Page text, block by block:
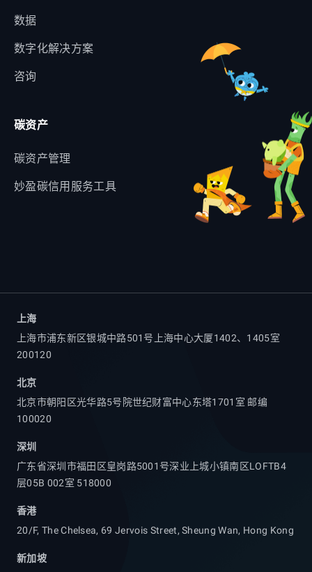
数据
数字化解决方案
咨询
碳资产
碳资产管理
妙盈碳信用服务工具
上海
上海市浦东新区银城中路501号上海中心大厦1402、1405室
200120
北京
北京市朝阳区光华路5号院世纪财富中心东塔1701室 邮编
100020
深圳
广东省深圳市福田区皇岗路5001号深业上城小镇南区LOFTB4
层05B 002室 518000
香港
20/F, The Chelsea, 69 Jervois Street, Sheung Wan, Hong Kong
新加坡